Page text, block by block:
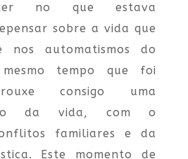
no que estava
sobre a vida que
nos automatismos do
tempo que foi
consigo uma
da vida, com o
familiares e da
Este momento de